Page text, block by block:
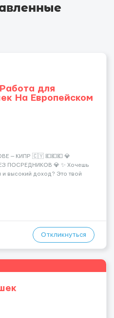
для
На Европейском
— КИПР 🇨🇾 💶💶💶 💎
ПОСРЕДНИКОВ 💎 ✨ Хочешь
и высокий доход? Это твой
— Стабильный поток
Откликнуться